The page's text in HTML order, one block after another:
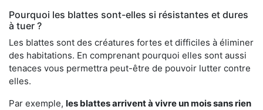
Pourquoi les blattes sont-elles si résistantes et dures
à tuer ?
Les blattes sont des créatures fortes et difficiles à éliminer
des habitations. En comprenant pourquoi elles sont aussi
tenaces vous permettra peut-être de pouvoir lutter contre
elles.
Par exemple, les blattes arrivent à vivre un mois sans rien